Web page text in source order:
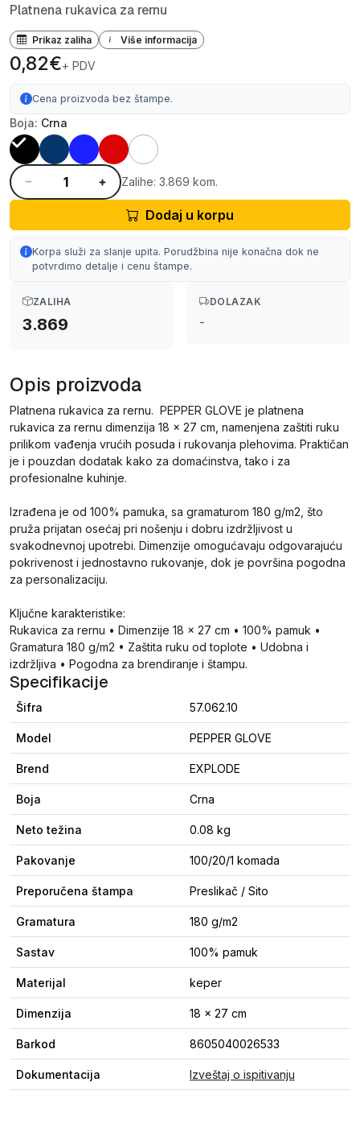
Platnena rukavica za rernu
Prikaz zaliha Više informacija
0,82€+ PDV
Cena proizvoda bez štampe.
Boja: Crna
Zalihe: 3.869 kom.
Dodaj u korpu
Korpa služi za slanje upita. Porudžbina nije konačna dok ne
potvrdimo detalje i cenu štampe.
ZALIHA
3.869
DOLAZAK
-
Opis proizvoda
Platnena rukavica za rernu. PEPPER GLOVE je platnena
rukavica za rernu dimenzija 18 × 27 cm, namenjena zaštiti ruku
prilikom vađenja vrućih posuda i rukovanja plehovima. Praktičan
je i pouzdan dodatak kako za domaćinstva, tako i za
profesionalne kuhinje.
Izrađena je od 100% pamuka, sa gramaturom 180 g/m2, što
pruža prijatan osećaj pri nošenju i dobru izdržljivost u
svakodnevnoj upotrebi. Dimenzije omogućavaju odgovarajuću
pokrivenost i jednostavno rukovanje, dok je površina pogodna
za personalizaciju.
Ključne karakteristike:
Rukavica za rernu • Dimenzije 18 × 27 cm • 100% pamuk •
Gramatura 180 g/m2 • Zaštita ruku od toplote • Udobna i
izdržljiva • Pogodna za brendiranje i štampu.
Specifikacije
Šifra 57.062.10
Model PEPPER GLOVE
Brend EXPLODE
Boja Crna
Neto težina 0.08 kg
Pakovanje 100/20/1 komada
Preporučena štampa Preslikač / Sito
Gramatura 180 g/m2
Sastav 100% pamuk
Materijal keper
Dimenzija 18 x 27 cm
Barkod 8605040026533
Dokumentacija Izveštaj o ispitivanju